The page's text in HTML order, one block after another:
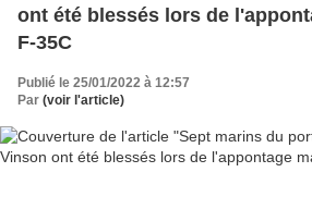
ont été blessés lors de
F-35C
Publié le 25/01/2022 à 12:57
Par (voir l'article)